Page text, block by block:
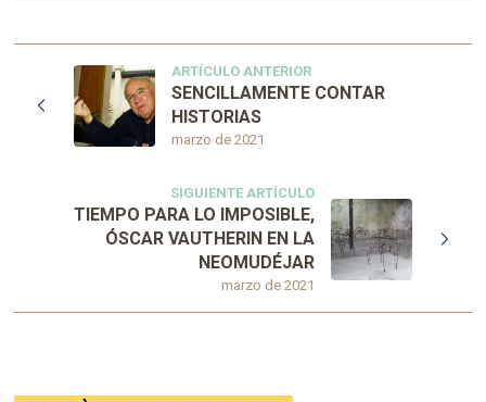
ARTÍCULO ANTERIOR
marzo de 2021
SENCILLAMENTE CONTAR
HISTORIAS
SIGUIENTE ARTÍCULO
marzo de 2021
TIEMPO PARA LO IMPOSIBLE,
ÓSCAR VAUTHERIN EN LA
NEOMUDÉJAR